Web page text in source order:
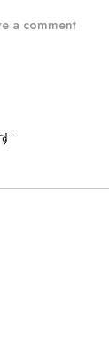
a commenton